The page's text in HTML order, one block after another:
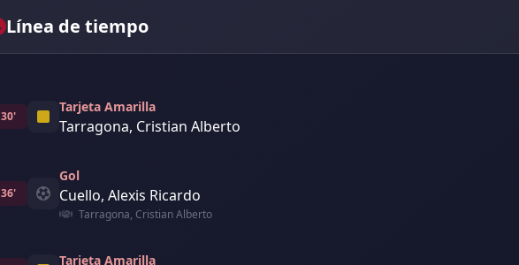
Línea de tiempo
30'
Tarjeta Amarilla
Tarragona, Cristian Alberto
36'
Gol
Cuello, Alexis Ricardo
Tarragona, Cristian Alberto
Tarjeta Amarilla